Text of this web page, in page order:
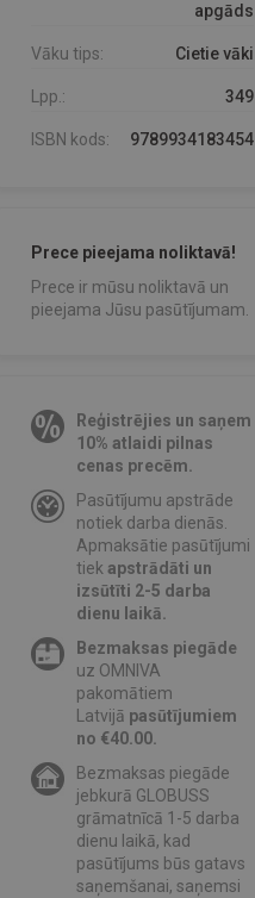
apgāds
Vāku tips: Cietie vāki
Lpp.: 349
ISBN kods: 9789934183454
Prece pieejama noliktavā!
Prece ir mūsu noliktavā un
pieejama Jūsu pasūtījumam.
Reģistrējies un saņem
10% atlaidi pilnas
cenas precēm.
Pasūtījumu apstrāde
notiek darba dienās.
Apmaksātie pasūtījumi
tiekapstrādāti un
izsūtīti 2-5 darba
dienu laikā.
Bezmaksas piegāde
uz OMNIVA
pakomātiem
Latvijā pasūtījumiem
no €40.00.
Bezmaksas piegāde
jebkurā GLOBUSS
grāmatnīcā 1-5 darba
dienu laikā, kad
pasūtījums būs gatavs
saņemšanai, saņemsi